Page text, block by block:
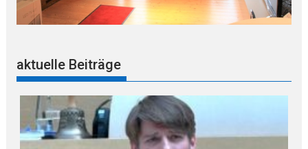
aktuelle Beiträge